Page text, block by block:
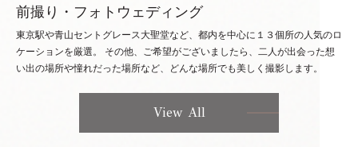
前撮り・フォトウェディング
東京駅や青山セントグレース大聖堂など、都内を中心に１３個所の人気のロ
ケーションを厳選。 その他、ご希望がございましたら、二人が出会った想
い出の場所や憧れだった場所など、どんな場所でも美しく撮影します。
View All